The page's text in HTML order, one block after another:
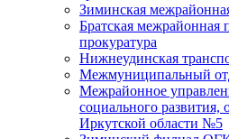
Зиминская
Братская межрайонная
прокуратура
Нижнеудинская
Межмуниципальный
Межрайонное
социального развития,
Иркутской области №5